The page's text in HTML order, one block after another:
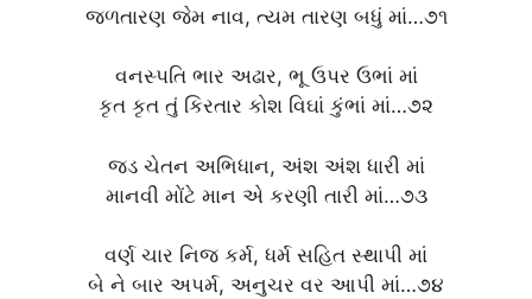
જળતારણ જેમ નાવ, ત્યમ તારણ બધું માં…૭૧
વનસ્પતિ ભાર અઢાર, ભૂ ઉપર ઉભાં માં
કૃત કૃત તું કિરતાર કોશ વિઘાં કુંભાં માં…૭૨
જડ ચેતન અભિધાન, અંશ અંશ ધારી માં
માનવી મોંટે માન એ કરણી તારી માં…૭૩
વર્ણ ચાર નિજ કર્મ, ધર્મ સહિત સ્થાપી માં
બે ને બાર અપર્મ, અનુચર વર આપી માં…૭૪